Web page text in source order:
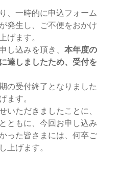
、一時的に申込フォーム
発生し、ご不便をおかけ
げます。
し込みを頂き、 本年度の
達しましたため、受付を
の受付終了となりました
ます。
いただきましたことに、
ともに、今回お申し込み
った皆さまには、何卒ご
上げます。